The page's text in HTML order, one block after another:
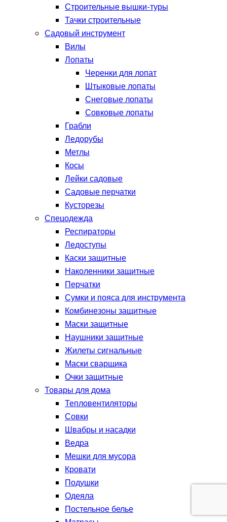
Строительные вышки-туры
Тачки строительные
Садовый инструмент
Вилы
Лопаты
Черенки для лопат
Штыковые лопаты
Снеговые лопаты
Совковые лопаты
Грабли
Ледорубы
Метлы
Косы
Лейки садовые
Садовые перчатки
Кусторезы
Спецодежда
Респираторы
Ледоступы
Каски защитные
Наколенники защитные
Перчатки
Сумки и пояса для инструмента
Комбинезоны защитные
Маски защитные
Наушники защитные
Жилеты сигнальные
Маски сварщика
Очки защитные
Товары для дома
Тепловентиляторы
Совки
Швабры и насадки
Ведра
Мешки для мусора
Кровати
Подушки
Одеяла
Постельное белье